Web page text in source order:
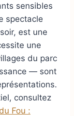
sensibles
spectacle
est une
une
du parc
— sont
consultez
Fou :